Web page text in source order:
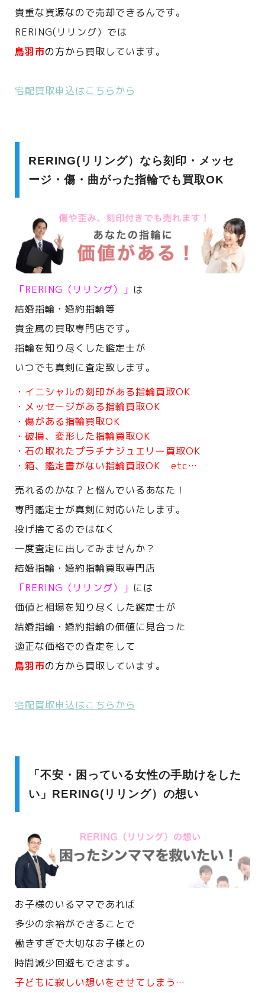
貴重な資源なので売却できるんです。
RERING(リリング）では
鳥羽市の方から買取しています。
宅配買取申込はこちらから
RERING(リリング）なら刻印・メッセ
ージ・傷・曲がった指輪でも買取OK
「RERING（リリング）」 は
結婚指輪・婚約指輪等
貴金属の買取専門店です。
指輪を知り尽くした鑑定士が
いつでも真剣に査定致します。
・イニシャルの刻印がある指輪買取OK
・メッセージがある指輪買取OK
・傷がある指輪買取OK
・破損、変形した指輪買取OK
・石の取れたプラチナジュエリー買取OK
・箱、鑑定書がない指輪買取OK etc…
売れるのかな？と悩んでいるあなた！
専門鑑定士が真剣に対応いたします。
投げ捨てるのではなく
一度査定に出してみませんか？
結婚指輪・婚約指輪買取専門店
「RERING（リリング）」 には
価値と相場を知り尽くした鑑定士が
結婚指輪・婚約指輪の価値に見合った
適正な価格での査定をして
鳥羽市の方から買取しています。
宅配買取申込はこちらから
「不安・困っている女性の手助けをした
い」RERING(リリング）の想い
お子様のいるママであれば
多少の余裕ができることで
働きすぎで大切なお子様との
時間減少回避もできます。
子どもに寂しい想いをさせてしまう…